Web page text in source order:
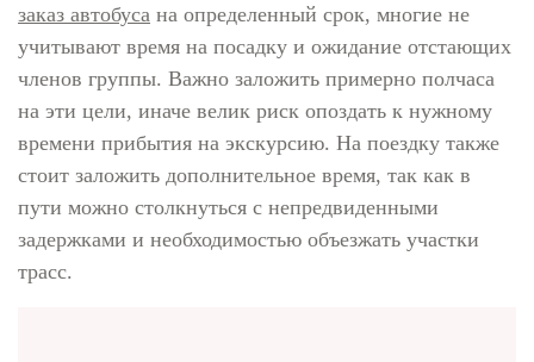
заказ автобуса на определенный срок, многие не
учитывают время на посадку и ожидание отстающих
членов группы. Важно заложить примерно полчаса
на эти цели, иначе велик риск опоздать к нужному
времени прибытия на экскурсию. На поездку также
стоит заложить дополнительное время, так как в
пути можно столкнуться с непредвиденными
задержками и необходимостью объезжать участки
трасс.